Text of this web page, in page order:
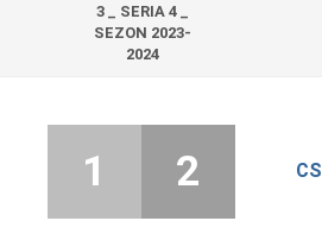
3 _ SERIA 4 _
SEZON 2023-
2024
1 2